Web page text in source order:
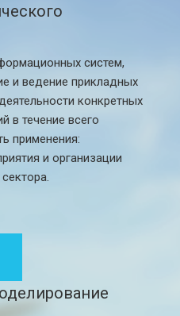
систем,
и ведение прикладных
конкретных
в течение всего
применения:
и организации